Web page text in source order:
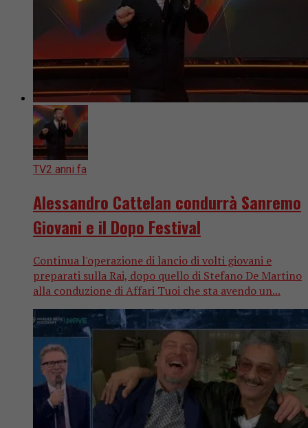
TV2 anni fa
Alessandro Cattelan condurrà Sanremo
Giovani e il Dopo Festival
Continua l'operazione di lancio di volti giovani e
preparati sulla Rai, dopo quello di Stefano De Martino
alla conduzione di Affari Tuoi che sta avendo un...